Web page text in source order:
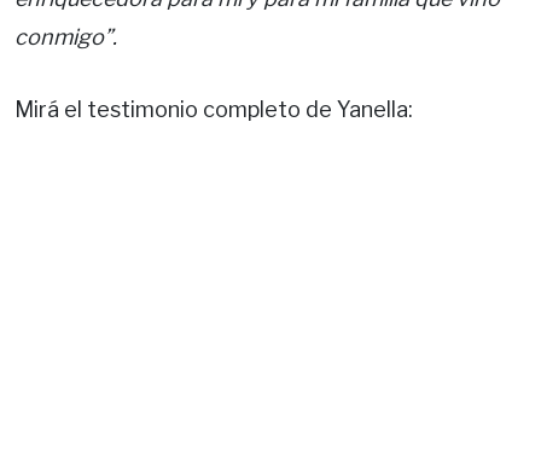
conmigo”.
Mirá el testimonio completo de Yanella: